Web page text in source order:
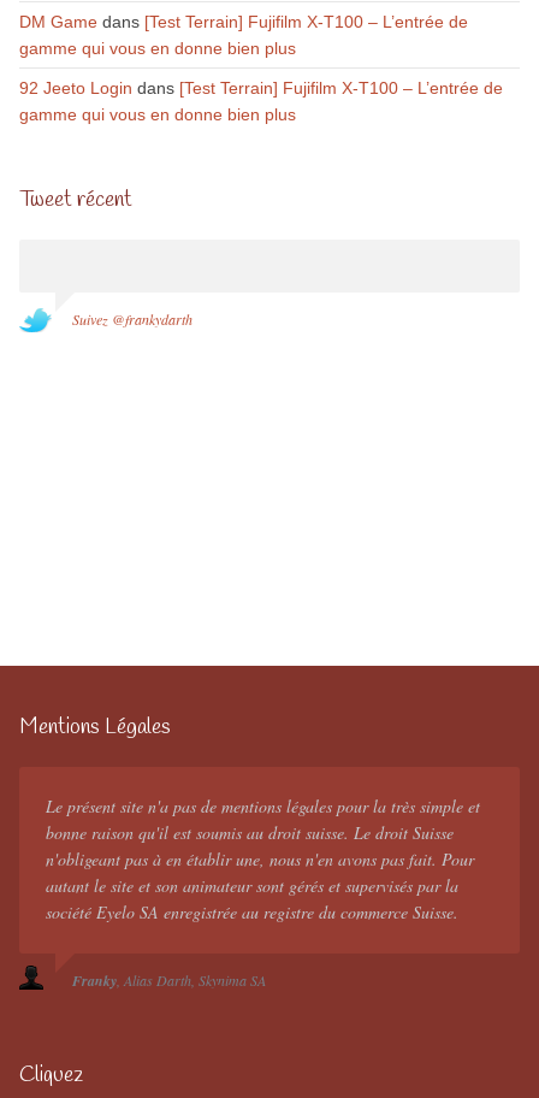
DM Gamedans [Test Terrain] Fujifilm X-T100 – L’entrée de
gamme qui vous en donne bien plus
92 Jeeto Login dans [Test Terrain] Fujifilm X-T100 – L’entrée de
gamme qui vous en donne bien plus
Tweet récent
Suivez @frankydarth
Mentions Légales
Le présent site n'a pas de mentions légales pour la très simple et
bonne raison qu'il est soumis au droit suisse. Le droit Suisse
n'obligeant pas à en établir une, nous n'en avons pas fait. Pour
autant le site et son animateur sont gérés et supervisés par la
société Eyelo SA enregistrée au registre du commerce Suisse.
Franky Alias Darth Skynima SA
Cliquez